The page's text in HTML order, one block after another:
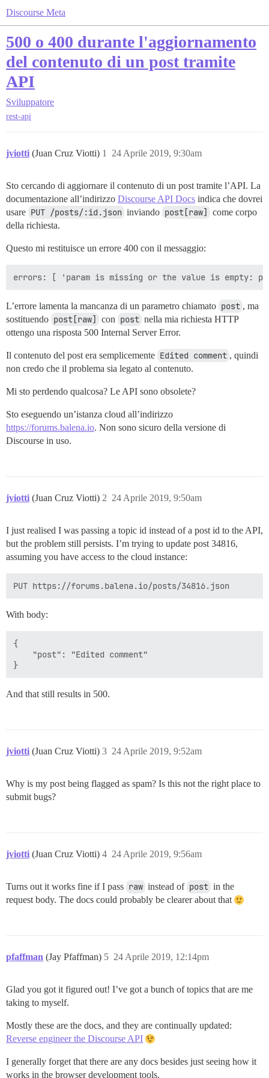
Discourse Meta
500 o 400 durante l'aggiornamento
del contenuto di un post tramite
API
Sviluppatore
rest-api
jviotti (Juan Cruz Viotti) 24 Aprile 2019, 9:30am
1
Sto cercando di aggiornare il contenuto di un post tramite l’API. La
documentazione all’indirizzo Discourse API Docs indica che dovrei
usare PUT /posts/:id.json inviando post[raw]
come corpo
della richiesta.
Questo mi restituisce un errore 400 con il messaggio:
L’errore lamenta la mancanza di un parametro chiamato post , ma
sostituendo post[raw] con post nella mia richiesta HTTP
ottengo una risposta 500 Internal Server Error.
Il contenuto del post era semplicemente Edited comment , quindi
non credo che il problema sia legato al contenuto.
Mi sto perdendo qualcosa? Le API sono obsolete?
Sto eseguendo un’istanza cloud all’indirizzo
https://forums.balena.io. Non sono sicuro della versione di
Discourse in uso.
jviotti (Juan Cruz Viotti) 24 Aprile 2019, 9:50am
2
I just realised I was passing a topic id instead of a post id to the API,
but the problem still persists. I’m trying to update post 34816,
assuming you have access to the cloud instance:
With body:
{
    "post": "Edited comment"
And that still results in 500.
jviotti (Juan Cruz Viotti) 24 Aprile 2019, 9:52am
3
Why is my post being flagged as spam? Is this not the right place to
submit bugs?
jviotti (Juan Cruz Viotti) 24 Aprile 2019, 9:56am
4
Turns out it works fine if I pass raw instead of post in the
request body. The docs could probably be clearer about that
pfaffman (Jay Pfaffman) 24 Aprile 2019, 12:14pm
5
Glad you got it figured out! I’ve got a bunch of topics that are me
taking to myself.
Mostly these are the docs, and they are continually updated:
Reverse engineer the Discourse API
I generally forget that there are any docs besides just seeing how it
works in the browser development tools.